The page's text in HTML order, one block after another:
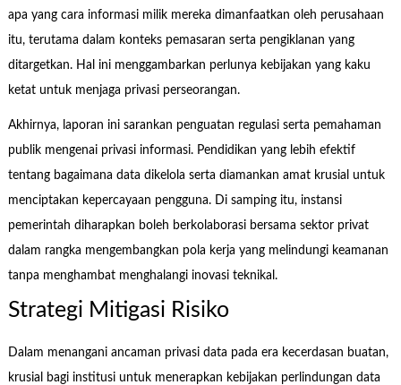
apa yang cara informasi milik mereka dimanfaatkan oleh perusahaan
itu, terutama dalam konteks pemasaran serta pengiklanan yang
ditargetkan. Hal ini menggambarkan perlunya kebijakan yang kaku
ketat untuk menjaga privasi perseorangan.
Akhirnya, laporan ini sarankan penguatan regulasi serta pemahaman
publik mengenai privasi informasi. Pendidikan yang lebih efektif
tentang bagaimana data dikelola serta diamankan amat krusial untuk
menciptakan kepercayaan pengguna. Di samping itu, instansi
pemerintah diharapkan boleh berkolaborasi bersama sektor privat
dalam rangka mengembangkan pola kerja yang melindungi keamanan
tanpa menghambat menghalangi inovasi teknikal.
Strategi Mitigasi Risiko
Dalam menangani ancaman privasi data pada era kecerdasan buatan,
krusial bagi institusi untuk menerapkan kebijakan perlindungan data